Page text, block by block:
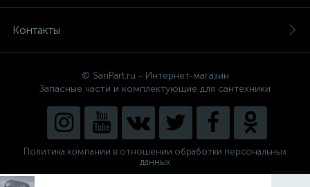
Контакты
© SanPart.ru - Интернет-магазин
Запасные части и комплектующие для сантехники
Политика компании в отношении обработки персональных
данных